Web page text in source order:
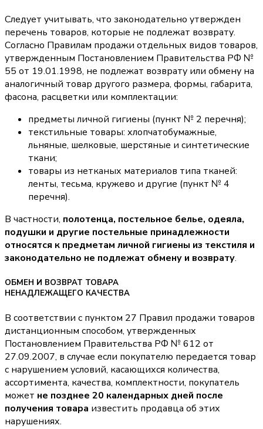
Следует учитывать, что законодательно утвержден
перечень товаров, которые не подлежат возврату.
Согласно Правилам продажи отдельных видов товаров,
утвержденным Постановлением Правительства РФ №
55 от 19.01.1998, не подлежат возврату или обмену на
аналогичный товар другого размера, формы, габарита,
фасона, расцветки или комплектации:
предметы личной гигиены (пункт № 2 перечня);
текстильные товары: хлопчатобумажные,
льняные, шелковые, шерстяные и синтетические
ткани;
товары из нетканых материалов типа тканей:
ленты, тесьма, кружево и другие (пункт № 4
перечня).
В частности, полотенца, постельное белье, одеяла,
подушки и другие постельные принадлежности
относятся к предметам личной гигиены из текстиля и
законодательно не подлежат обмену и возврату.
ОБМЕН И ВОЗВРАТ ТОВАРА
НЕНАДЛЕЖАЩЕГО КАЧЕСТВА
В соответствии с пунктом 27 Правил продажи товаров
дистанционным способом, утвержденных
Постановлением Правительства РФ № 612 от
27.09.2007, в случае если покупателю передается товар
с нарушением условий, касающихся количества,
ассортимента, качества, комплектности, покупатель
может не позднее 20 календарных дней после
получения товара известить продавца об этих
нарушениях.